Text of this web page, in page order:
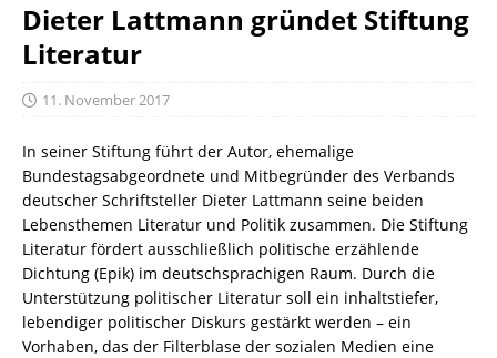
Dieter Lattmann gründet Stiftung
Literatur
11. November 2017
In seiner Stiftung führt der Autor, ehemalige
Bundestagsabgeordnete und Mitbegründer des Verbands
deutscher Schriftsteller Dieter Lattmann seine beiden
Lebensthemen Literatur und Politik zusammen. Die Stiftung
Literatur fördert ausschließlich politische erzählende
Dichtung (Epik) im deutschsprachigen Raum. Durch die
Unterstützung politischer Literatur soll ein inhaltstiefer,
lebendiger politischer Diskurs gestärkt werden – ein
Vorhaben, das der Filterblase der sozialen Medien eine